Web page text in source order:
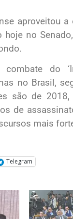
aproveitou
hoje no
combate do
no Brasil,
são de
de
mais
Telegram